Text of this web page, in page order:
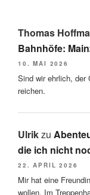
Thomas
Bahnhöfe:
10. MAI 2026
Sind wir ehrlich, der
reichen.
Ulrikzu
die ich nicht
22. APRIL 2026
Mir hat eine
wollen. Im